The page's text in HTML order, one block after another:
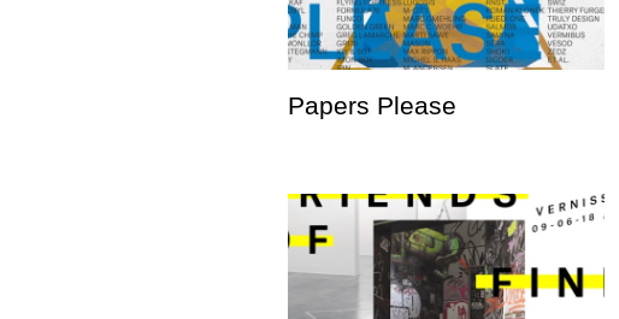
Papers Please